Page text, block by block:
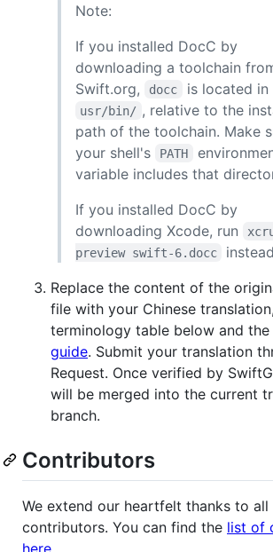
Note:
If you installed DocC by
downloading a toolchain
Swift.org,
docc is located in
usr/bin/ , relative to the
path of the toolchain. Make
your shell's
PATH
variable includes that
If you installed DocC by
downloading Xcode, run
preview swift-6.docc
Replace the content of the
file with your Chinese
terminology table below and the
guide. Submit your translation
Request. Once verified by
will be merged into the current
branch.
Contributors
We extend our heartfelt thanks to all
contributors. You can find the list of
here